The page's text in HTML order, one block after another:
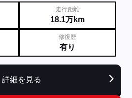
走行距離
18.1万km
修復歴
有り
詳細を見る